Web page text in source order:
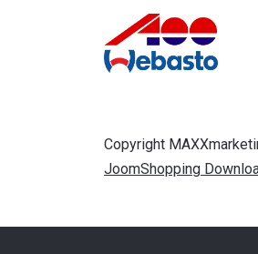
Copyright
JoomShopping